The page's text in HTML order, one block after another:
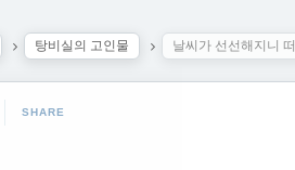
탕비실의 고인물 날씨가 선선해지니
SHARE